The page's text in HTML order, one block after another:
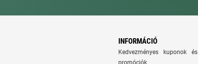
INFORMÁCIÓ
Kedvezményes kuponok és
promóciók